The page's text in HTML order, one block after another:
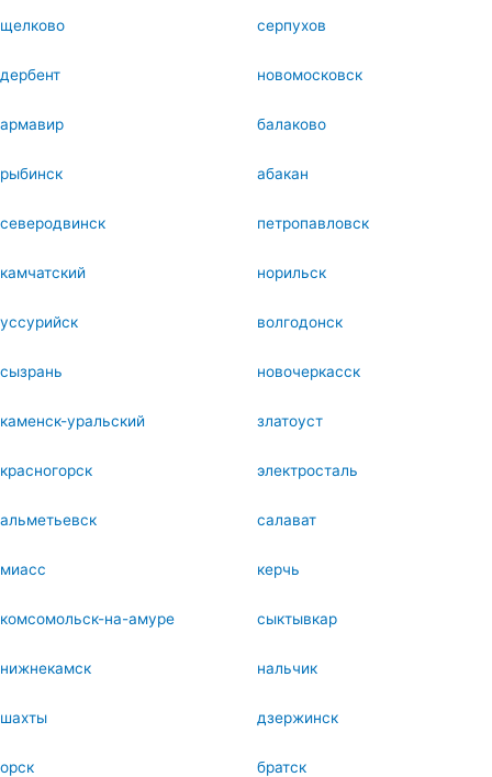
щелково серпухов
дербент новомосковск
армавир балаково
рыбинск абакан
северодвинск петропавловск
камчатский норильск
уссурийск волгодонск
сызрань новочеркасск
каменск-уральский златоуст
красногорск электросталь
альметьевск салават
миасс керчь
комсомольск-на-амуре сыктывкар
нижнекамск нальчик
шахты дзержинск
орск братск